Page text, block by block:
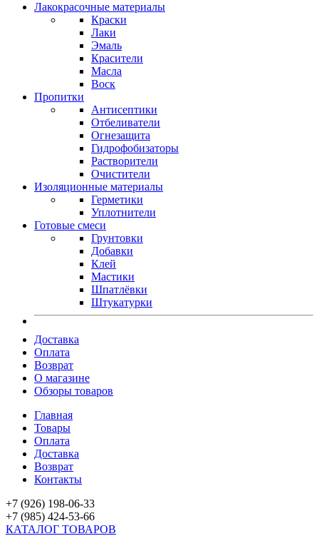
Лакокрасочные материалы
Краски
Лаки
Эмаль
Красители
Масла
Воск
Пропитки
Антисептики
Отбеливатели
Огнезащита
Гидрофобизаторы
Растворители
Очистители
Изоляционные материалы
Герметики
Уплотнители
Готовые смеси
Грунтовки
Добавки
Клей
Мастики
Шпатлёвки
Штукатурки
Доставка
Оплата
Возврат
О магазине
Обзоры товаров
Главная
Товары
Оплата
Доставка
Возврат
Контакты
+7 (926) 198-06-33
+7 (985) 424-53-66
КАТАЛОГ ТОВАРОВ